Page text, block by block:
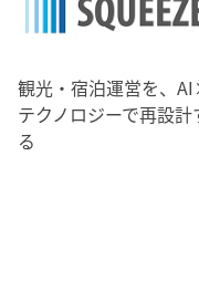
観光・宿泊運営を、
テクノロジーで再設計
る